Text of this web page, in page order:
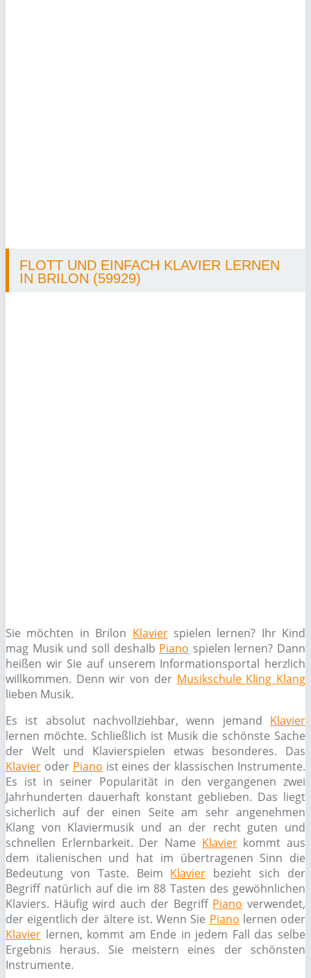
FLOTT UND EINFACH KLAVIER LERNEN
IN BRILON (59929)
Sie möchten in Brilon Klavierspielen lernen? Ihr Kind
mag Musik und soll deshalb Piano spielen lernen? Dann
heißen wir Sie auf unserem Informationsportal herzlich
willkommen. Denn wir von der Musikschule Kling Klang
lieben Musik.
Es ist absolut nachvollziehbar, wenn jemand Klavier
lernen möchte. Schließlich ist Musik die schönste Sache
der Welt und Klavierspielen etwas besonderes. Das
Klavier oder Piano ist eines der klassischen Instrumente.
Es ist in seiner Popularität in den vergangenen zwei
Jahrhunderten dauerhaft konstant geblieben. Das liegt
sicherlich auf der einen Seite am sehr angenehmen
Klang von Klaviermusik und an der recht guten und
schnellen Erlernbarkeit. Der Name Klavierkommt aus
dem italienischen und hat im übertragenen Sinn die
Bedeutung von Taste. Beim Klavier bezieht sich der
Begriff natürlich auf die im 88 Tasten des gewöhnlichen
Klaviers. Häufig wird auch der Begriff Piano verwendet,
der eigentlich der ältere ist. Wenn Sie Piano lernen oder
Klavier lernen, kommt am Ende in jedem Fall das selbe
Ergebnis heraus. Sie meistern eines der schönsten
Instrumente.